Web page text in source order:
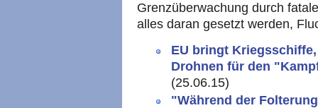
Grenzüberwachung durch
alles daran gesetzt werden,
EU bringt
Drohnen für den
(25.06.15)
"Während der